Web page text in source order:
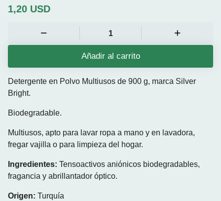
1,20 USD
Añadir al carrito
Detergente en Polvo Multiusos de 900 g, marca Silver
Bright.
Biodegradable.
Multiusos, apto para lavar ropa a mano y en lavadora,
fregar vajilla o para limpieza del hogar.
Ingredientes: Tensoactivos aniónicos biodegradables,
fragancia y abrillantador óptico.
Origen: Turquía